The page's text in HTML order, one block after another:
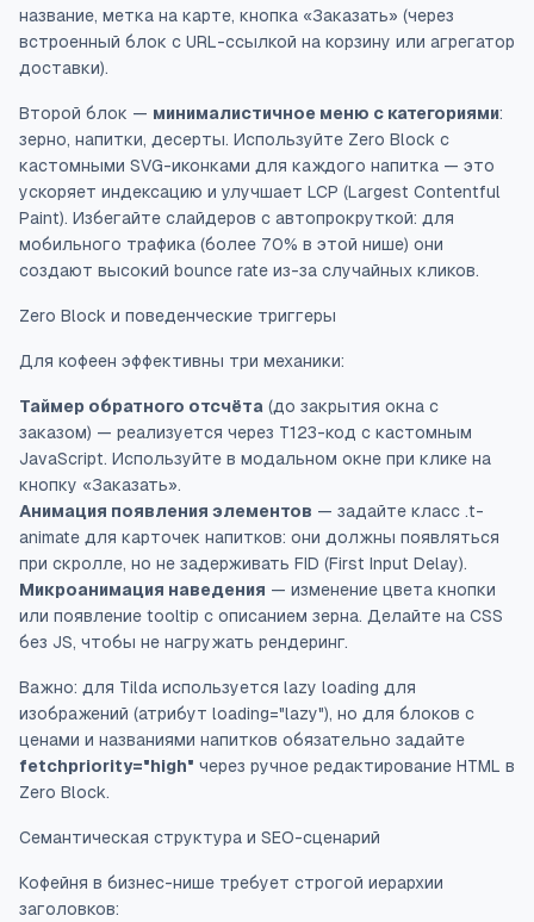
название, метка на карте, кнопка «Заказать» (через
встроенный блок c URL-ссылкой на корзину или агрегатор
доставки).
Второй блок — минималистичное меню с категориями:
зерно, напитки, десерты. Используйте Zero Block с
кастомными SVG-иконками для каждого напитка — это
ускоряет индексацию и улучшает LCP (Largest Contentful
Paint). Избегайте слайдеров с автопрокруткой: для
мобильного трафика (более 70% в этой нише) они
создают высокий bounce rate из-за случайных кликов.
Zero Block и поведенческие триггеры
Для кофеен эффективны три механики:
Таймер обратного отсчёта (до закрытия окна с
заказом) — реализуется через T123-код с кастомным
JavaScript. Используйте в модальном окне при клике на
кнопку «Заказать».
Анимация появления элементов — задайте класс .t-
animate для карточек напитков: они должны появляться
при скролле, но не задерживать FID (First Input Delay).
Микроанимация наведения — изменение цвета кнопки
или появление tooltip с описанием зерна. Делайте на CSS
без JS, чтобы не нагружать рендеринг.
Важно: для Tilda используется lazy loading для
изображений (атрибут loading="lazy"), но для блоков с
ценами и названиями напитков обязательно задайте
fetchpriority="high" через ручное редактирование HTML в
Zero Block.
Семантическая структура и SEO-сценарий
Кофейня в бизнес-нише требует строгой иерархии
заголовков: